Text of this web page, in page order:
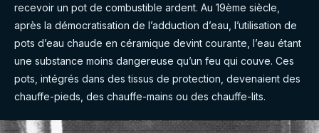
recevoir un pot de combustible ardent. Au 19ème siècle,
après la démocratisation de l’adduction d’eau, l’utilisation de
pots d’eau chaude en céramique devint courante, l’eau étant
une substance moins dangereuse qu’un feu qui couve. Ces
pots, intégrés dans des tissus de protection, devenaient des
chauffe-pieds, des chauffe-mains ou des chauffe-lits.